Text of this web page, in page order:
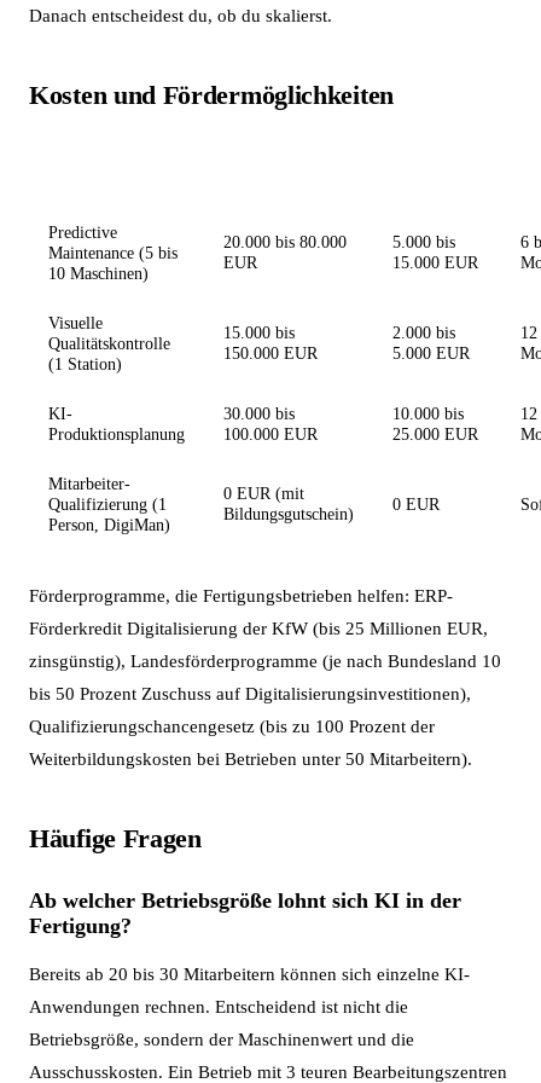
Danach entscheidest du, ob du skalierst.
Kosten und Fördermöglichkeiten
Predictive
Maintenance (5 bis
10 Maschinen)
20.000 bis 80.000
EUR
5.000 bis
15.000 EUR
6
Visuelle
Qualitätskontrolle
(1 Station)
15.000 bis
150.000 EUR
2.000 bis
5.000 EUR
KI-
Produktionsplanung
30.000 bis
100.000 EUR
10.000 bis
25.000 EUR
Mitarbeiter-
Qualifizierung (1
Person, DigiMan)
0 EUR (mit
Bildungsgutschein)
0 EUR
Förderprogramme, die Fertigungsbetrieben helfen: ERP-
Förderkredit Digitalisierung der KfW (bis 25 Millionen EUR,
zinsgünstig), Landesförderprogramme (je nach Bundesland 10
bis 50 Prozent Zuschuss auf Digitalisierungsinvestitionen),
Qualifizierungschancengesetz (bis zu 100 Prozent der
Weiterbildungskosten bei Betrieben unter 50 Mitarbeitern).
Häufige Fragen
Ab welcher Betriebsgröße lohnt sich KI in der
Fertigung?
Bereits ab 20 bis 30 Mitarbeitern können sich einzelne KI-
Anwendungen rechnen. Entscheidend ist nicht die
Betriebsgröße, sondern der Maschinenwert und die
Ausschusskosten. Ein Betrieb mit 3 teuren Bearbeitungszentren